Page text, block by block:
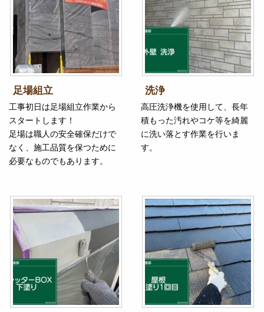
足場組立
工事初日は足場組立作業から
スタートします！
足場は職人の安全確保だけで
なく、施工品質を保つために
必要なものでもあります。
洗浄
高圧洗浄機を使用して、長年
積もった汚れやコケ等を綺麗
に洗い落とす作業を行いま
す。